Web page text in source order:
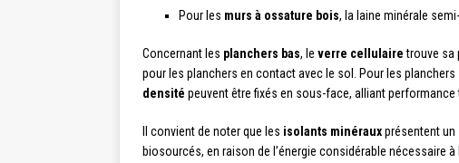
Pour les murs à ossature bois, la laine minérale
Concernant les planchers bas, le verre cellulairetrouve sa
pour les planchers en contact avec le sol. Pour les planchers
densité peuvent être fixés en sous-face, alliant performance
Il convient de noter que les isolants minérauxprésentent un
biosourcés, en raison de l’énergie considérable nécessaire